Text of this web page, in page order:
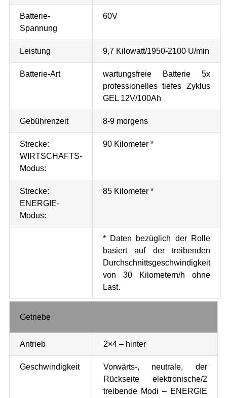
Batterie-
Spannung
60V
Leistung 9,7 Kilowatt/1950-2100 U/min
Batterie-Art
wartungsfreie Batterie 5x
professionelles tiefes Zyklus
GEL 12V/100Ah
Gebührenzeit 8-9 morgens
Strecke:
WIRTSCHAFTS-
Modus:
90 Kilometer *
Strecke:
ENERGIE-
Modus:
85 Kilometer *
* Daten bezüglich der Rolle
basiert auf der treibenden
Durchschnittsgeschwindigkeit
von 30 Kilometern/h ohne
Last.
Getriebe
Antrieb 2×4 – hinter
Geschwindigkeit
Vorwärts-, neutrale, der
Rückseite elektronische/2
treibende Modi – ENERGIE